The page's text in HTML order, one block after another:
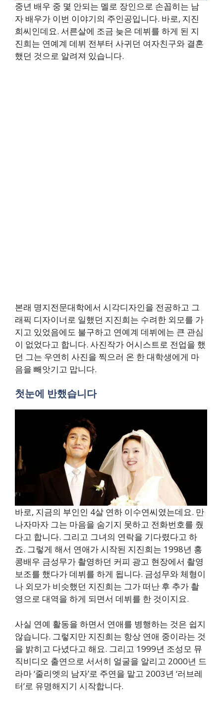
중년 배우 중 몇 안되는 멜로 장인으로 손꼽히는 남
자 배우가 이번 이야기의 주인공입니다. 바로, 지진
희씨인데요. 서른살에 조금 늦은 데뷔를 하게 된 지
진희는 연예계 데뷔 전부터 사귀던 여자친구와 결혼
했던 것으로 알려져 있습니다.
본래 명지전문대학에서 시각디자인을 전공하고 그
래픽 디자이너로 일했던 지진희는 수려한 외모를 가
지고 있었음에도 불구하고 연예계 데뷔에는 큰 관심
이 없었다고 합니다. 사진작가 어시스트로 전업을 했
던 그는 우연히 사진을 찍으러 온 한 대학생에게 마
음을 빼앗기고 맙니다.
첫눈에 반했습니다
바로, 지금의 부인인 4살 연하 이수연씨였는데요. 만
나자마자 그는 마음을 숨기지 못하고 전화번호를 줬
다고 합니다. 그리고 그녀의 연락을 기다렸다고 하
죠. 그렇게 해서 연애가 시작된 지진희는 1998년 홍
콩배우 금성무가 촬영하던 커피 광고 현장에서 촬영
보조를 했다가 데뷔를 하게 됩니다. 금성무와 체형이
나 외모가 비슷했던 지진희는 그가 떠난 후 추가 촬
영으로 대역을 하게 되면서 데뷔를 한 것이지요.
사실 연예 활동을 하면서 연애를 병행하는 것은 쉽지
않습니다. 그렇지만 지진희는 항상 연애 중이라는 것
을 밝히고 다녔다고 해요. 그리고 1999년 조성모 뮤
직비디오 출연으로 서서히 얼굴을 알리고 2000년 드
라마 ‘줄리엣의 남자’로 주연을 맡고 2003년 ‘러브레
터’로 유명해지기 시작합니다.